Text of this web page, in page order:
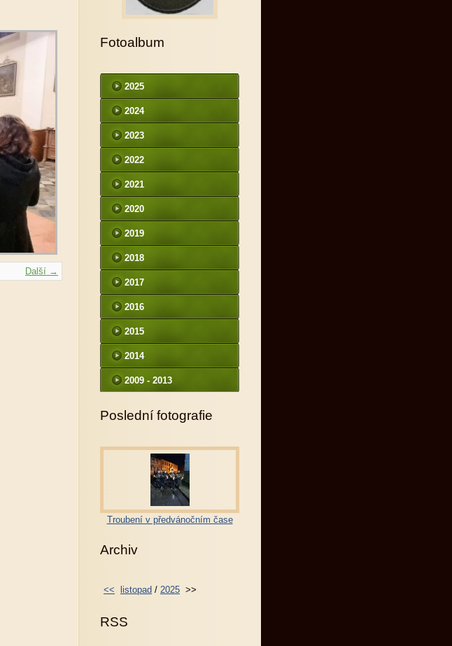
Další →
Fotoalbum
2025
2024
2023
2022
2021
2020
2019
2018
2017
2016
2015
2014
2009 - 2013
Poslední fotografie
Troubení v předvánočním čase
Archiv
<< listopad / 2025 >>
RSS